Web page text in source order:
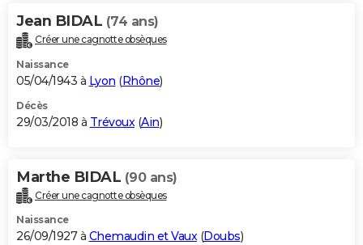
Jean BIDAL (74 ans)
Créer une cagnotte obsèques
Naissance
05/04/1943 à Lyon (Rhône)
Décès
29/03/2018 à Trévoux (Ain)
Marthe BIDAL (90 ans)
Créer une cagnotte obsèques
Naissance
26/09/1927 à Chemaudin et Vaux(Doubs)